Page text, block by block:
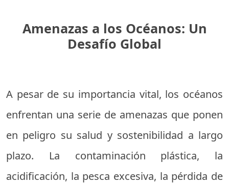
Amenazas a los Océanos: Un
Desafío Global
A pesar de su importancia vital, los océanos
enfrentan una serie de amenazas que ponen
en peligro su salud y sostenibilidad a largo
plazo. La contaminación plástica, la
acidificación, la pesca excesiva, la pérdida de